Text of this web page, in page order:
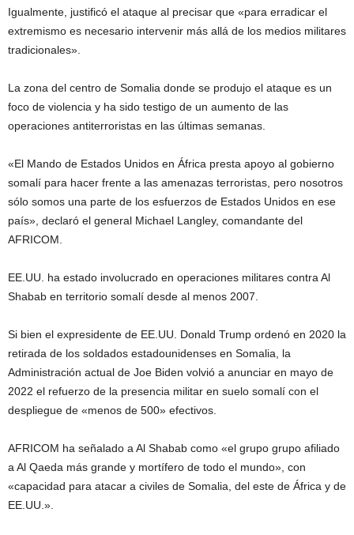
Igualmente, justificó el ataque al precisar que «para erradicar el
extremismo es necesario intervenir más allá de los medios militares
tradicionales».
La zona del centro de Somalia donde se produjo el ataque es un
foco de violencia y ha sido testigo de un aumento de las
operaciones antiterroristas en las últimas semanas.
«El Mando de Estados Unidos en África presta apoyo al gobierno
somalí para hacer frente a las amenazas terroristas, pero nosotros
sólo somos una parte de los esfuerzos de Estados Unidos en ese
país», declaró el general Michael Langley, comandante del
AFRICOM.
EE.UU. ha estado involucrado en operaciones militares contra Al
Shabab en territorio somalí desde al menos 2007.
Si bien el expresidente de EE.UU. Donald Trump ordenó en 2020 la
retirada de los soldados estadounidenses en Somalia, la
Administración actual de Joe Biden volvió a anunciar en mayo de
2022 el refuerzo de la presencia militar en suelo somalí con el
despliegue de «menos de 500» efectivos.
AFRICOM ha señalado a Al Shabab como «el grupo grupo afiliado
a Al Qaeda más grande y mortífero de todo el mundo», con
«capacidad para atacar a civiles de Somalia, del este de África y de
EE.UU.».